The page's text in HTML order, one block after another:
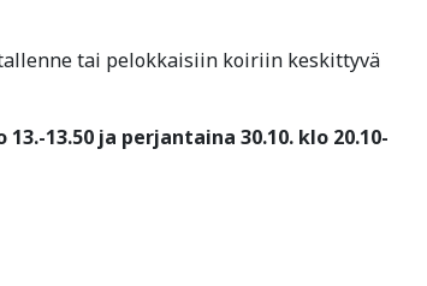
tai pelokkaisiin koiriin keskittyvä
13.50 ja perjantaina 30.10. klo 20.10-